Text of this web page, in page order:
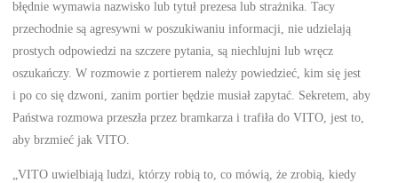
błędnie wymawia nazwisko lub tytuł prezesa lub strażnika. Tacy
przechodnie są agresywni w poszukiwaniu informacji, nie udzielają
prostych odpowiedzi na szczere pytania, są niechlujni lub wręcz
oszukańczy. W rozmowie z portierem należy powiedzieć, kim się jest
i po co się dzwoni, zanim portier będzie musiał zapytać. Sekretem, aby
Państwa rozmowa przeszła przez bramkarza i trafiła do VITO, jest to,
aby brzmieć jak VITO.
„VITO uwielbiają ludzi, którzy robią to, co mówią, że zrobią, kiedy